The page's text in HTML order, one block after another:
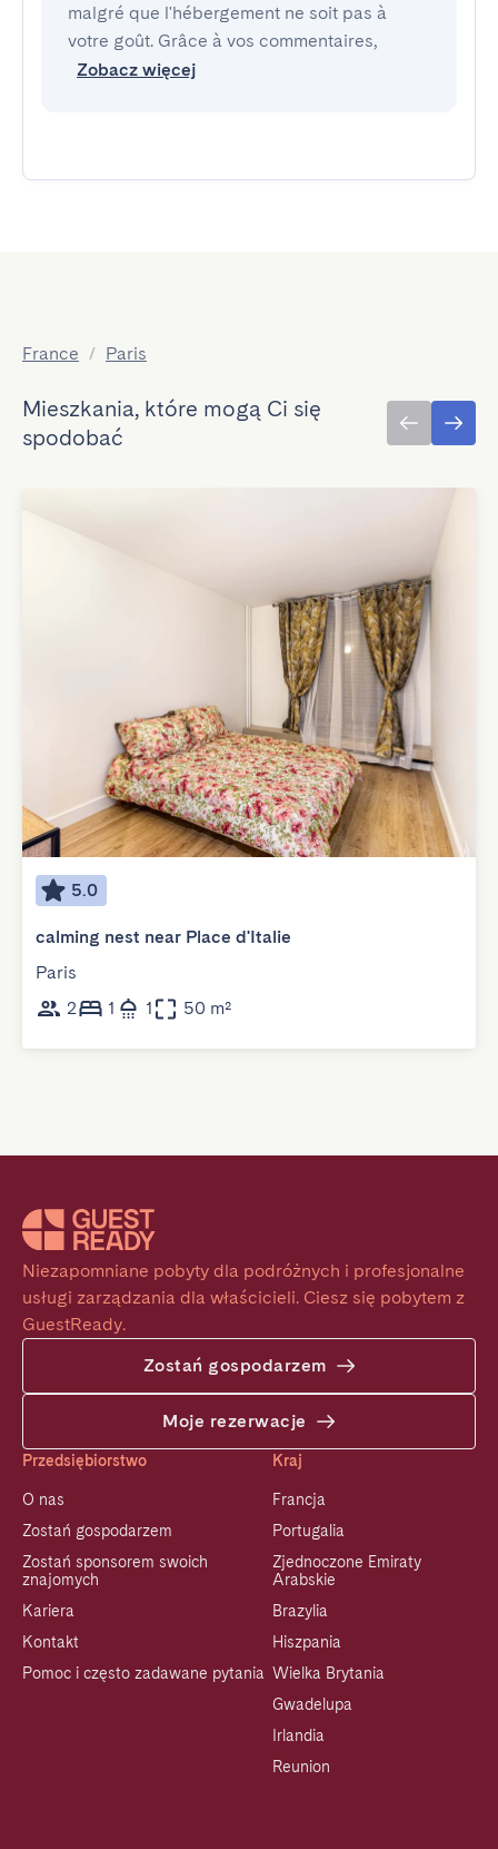
malgré que l'hébergement ne soit pas à
votre goût. Grâce à vos commentaires,
Zobacz więcej
France / Paris
Mieszkania, które mogą Ci się
spodobać
5.0
calming nest near Place d'Italie
Paris
2
1 1 50 m²
Niezapomniane pobyty dla podróżnych i profesjonalne
usługi zarządzania dla właścicieli. Ciesz się pobytem z
GuestReady.
Zostań gospodarzem
Moje rezerwacje
Przedsiębiorstwo
O nas
Zostań gospodarzem
Zostań sponsorem swoich
znajomych
Kariera
Kontakt
Pomoc i często zadawane pytania
Kraj
Francja
Portugalia
Zjednoczone Emiraty
Arabskie
Brazylia
Hiszpania
Wielka Brytania
Gwadelupa
Irlandia
Reunion